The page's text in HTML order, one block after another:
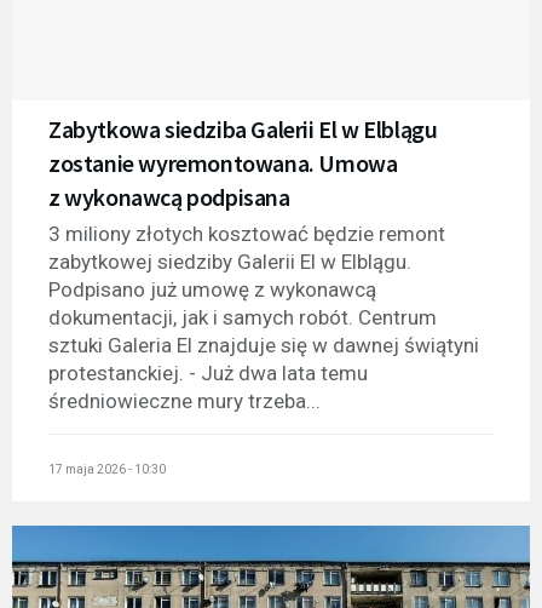
Zabytkowa siedziba Galerii El w Elblągu
zostanie wyremontowana. Umowa
z wykonawcą podpisana
3 miliony złotych kosztować będzie remont
zabytkowej siedziby Galerii El w Elblągu.
Podpisano już umowę z wykonawcą
dokumentacji, jak i samych robót. Centrum
sztuki Galeria El znajduje się w dawnej świątyni
protestanckiej. - Już dwa lata temu
średniowieczne mury trzeba...
17 maja 2026 - 10:30